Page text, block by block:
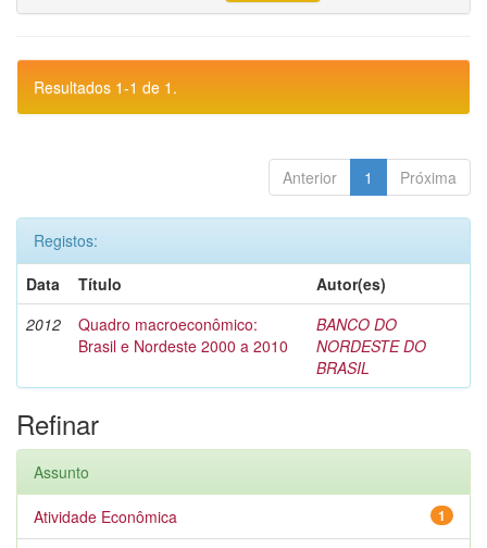
Resultados 1-1 de 1.
Anterior 1 Próxima
Registos:
Data
Título
Autor(es)
2012
Quadro macroeconômico:
Brasil e Nordeste 2000 a 2010
BANCO DO
NORDESTE DO
BRASIL
Refinar
Assunto
1
Atividade Econômica